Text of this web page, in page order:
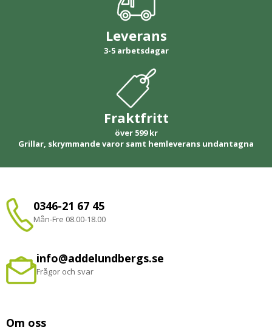
Leverans
3-5 arbetsdagar
Fraktfritt
över 599 kr
Grillar, skrymmande varor samt hemleverans undantagna
0346-21 67 45
Mån-Fre 08.00-18.00
info@addelundbergs.se
Frågor och svar
Om oss